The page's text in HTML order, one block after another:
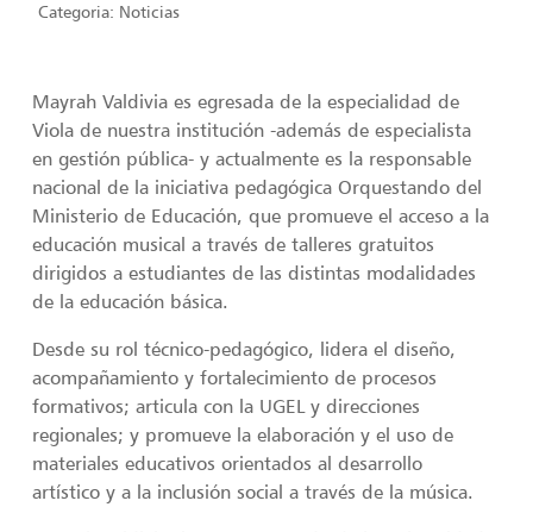
Categoria: Noticias
Mayrah Valdivia es egresada de la especialidad de
Viola de nuestra institución -además de especialista
en gestión pública- y actualmente es la responsable
nacional de la iniciativa pedagógica Orquestando del
Ministerio de Educación, que promueve el acceso a la
educación musical a través de talleres gratuitos
dirigidos a estudiantes de las distintas modalidades
de la educación básica.
Desde su rol técnico-pedagógico, lidera el diseño,
acompañamiento y fortalecimiento de procesos
formativos; articula con la UGEL y direcciones
regionales; y promueve la elaboración y el uso de
materiales educativos orientados al desarrollo
artístico y a la inclusión social a través de la música.